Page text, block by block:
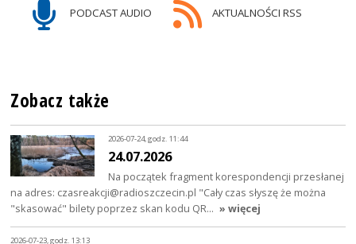
PODCAST AUDIO AKTUALNOŚCI RSS
Zobacz także
2026-07-24, godz. 11:44
24.07.2026
Na początek fragment korespondencji przesłanej
na adres: czasreakcji@radioszczecin.pl "Cały czas słyszę że można
"skasować" bilety poprzez skan kodu QR… » więcej
2026-07-23, godz. 13:13